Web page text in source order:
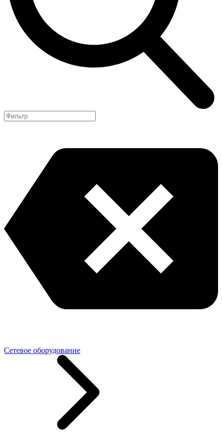
Сетевое оборудование